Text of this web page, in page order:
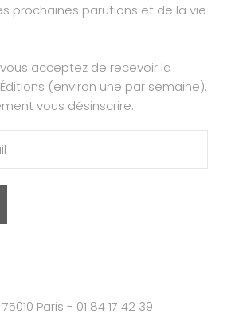
prochaines parutions et de la vie
acceptez de recevoir la
(environ une par semaine).
vous désinscrire.
Paris - 01 84 17 42 39